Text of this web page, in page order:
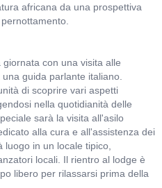
africana da una prospettiva
con una visita alle
guida parlante italiano.
di scoprire vari aspetti
nella quotidianità delle
sarà la visita all'asilo
alla cura e all'assistenza dei
in un locale tipico,
locali. Il rientro al lodge è
libero per rilassarsi prima della